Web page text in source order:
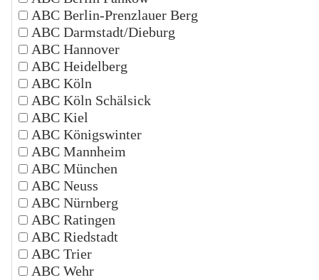
ABC Berlin-Prenzlauer Berg
ABC Darmstadt/Dieburg
ABC Hannover
ABC Heidelberg
ABC Köln
ABC Köln Schälsick
ABC Kiel
ABC Königswinter
ABC Mannheim
ABC München
ABC Neuss
ABC Nürnberg
ABC Ratingen
ABC Riedstadt
ABC Trier
ABC Wehr